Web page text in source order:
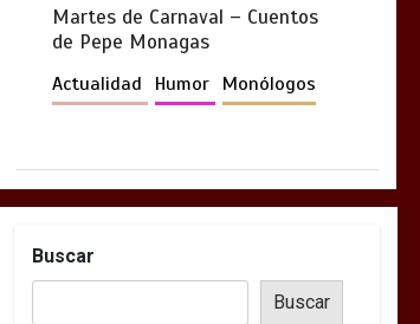
Martes de Carnaval – Cuentos
de Pepe Monagas
Actualidad Humor Monólogos
Buscar
Buscar